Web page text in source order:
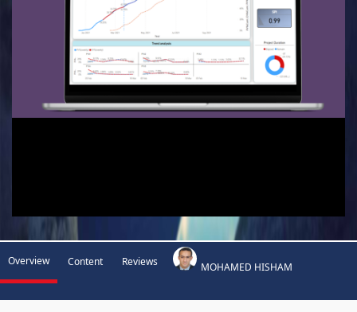
Overview Content Reviews MOHAMED HISHAM